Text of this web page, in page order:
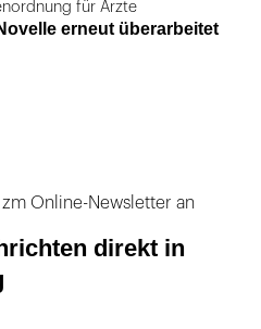
für Ärzte
erneut überarbeitet
Online-Newsletter an
direkt in